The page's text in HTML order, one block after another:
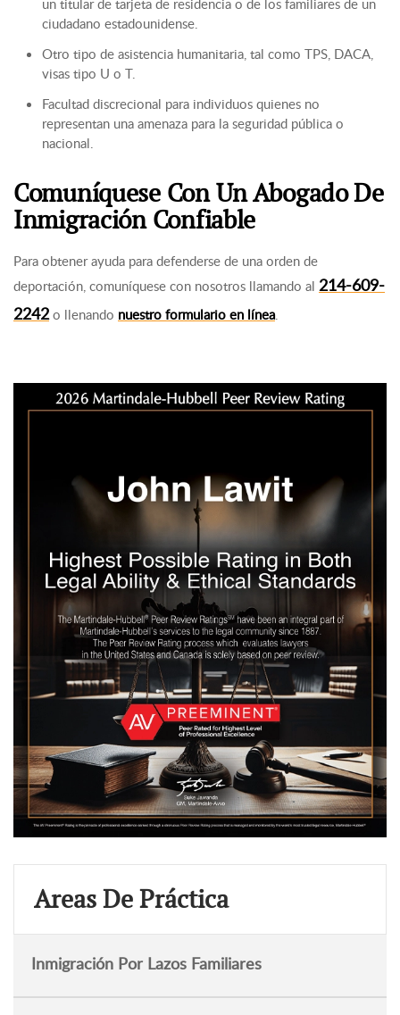
un titular de tarjeta de residencia o de los familiares de un
ciudadano estadounidense.
Otro tipo de asistencia humanitaria, tal como TPS, DACA,
visas tipo U o T.
Facultad discrecional para individuos quienes no
representan una amenaza para la seguridad pública o
nacional.
Comuníquese Con Un Abogado De
Inmigración Confiable
Para obtener ayuda para defenderse de una orden de
deportación, comuníquese con nosotros llamando al 214-609-
2242o llenando nuestro formulario en línea.
Areas De Práctica
Inmigración Por Lazos Familiares